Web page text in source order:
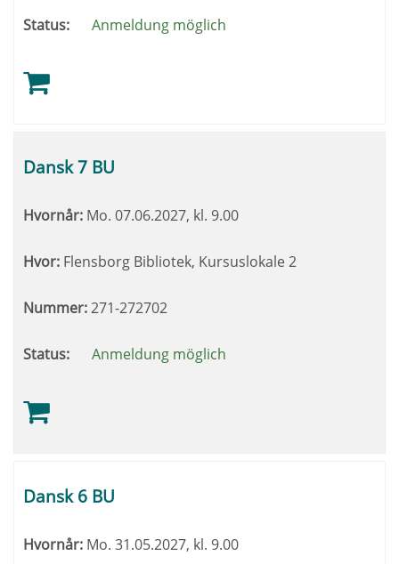
Status: Anmeldung möglich
Dansk 7 BU
Hvornår: Mo. 07.06.2027, kl. 9.00
Hvor: Flensborg Bibliotek, Kursuslokale 2
Nummer:271-272702
Status: Anmeldung möglich
Dansk 6 BU
Hvornår: Mo. 31.05.2027, kl. 9.00